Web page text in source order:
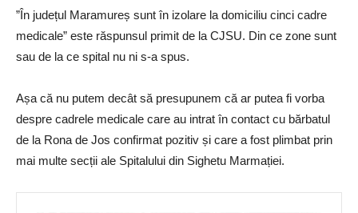
”În județul Maramureș sunt în izolare la domiciliu cinci cadre
medicale” este răspunsul primit de la CJSU. Din ce zone sunt
sau de la ce spital nu ni s-a spus.
Așa că nu putem decât să presupunem că ar putea fi vorba
despre cadrele medicale care au intrat în contact cu bărbatul
de la Rona de Jos confirmat pozitiv și care a fost plimbat prin
mai multe secții ale Spitalului din Sighetu Marmației.